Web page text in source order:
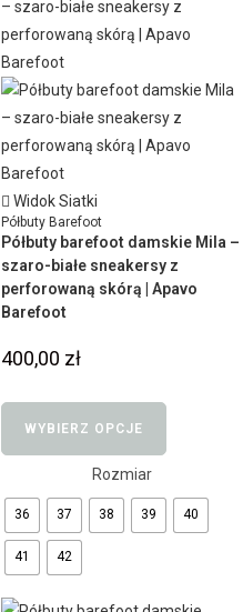
Widok Siatki
Półbuty Barefoot
Półbuty barefoot damskie Mila –
szaro-białe sneakersy z
perforowaną skórą | Apavo
Barefoot
400,00 zł
WYBIERZ OPCJE
Rozmiar
36 37 38 39 40
41 42